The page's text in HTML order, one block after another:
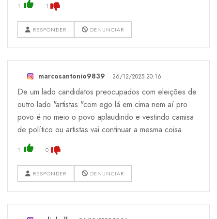
1 1
RESPONDER DENUNCIAR
marcosantonio9839 26/12/2025 20:16
De um lado candidatos preocupados com eleições de
outro lado "artistas "com ego lá em cima nem aí pro
povo é no meio o povo aplaudindo e vestindo camisa
de político ou artistas vai continuar a mesma coisa
1 0
RESPONDER DENUNCIAR